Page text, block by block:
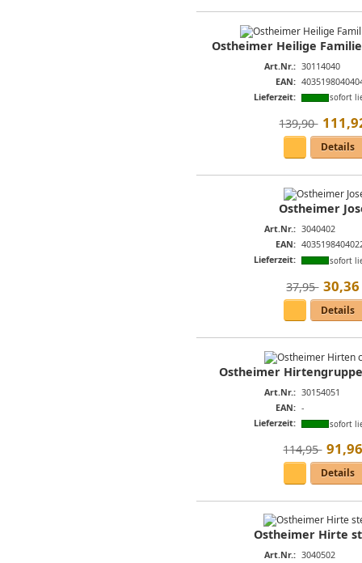
Ostheimer Heilige
Art.Nr.: 30114040
EAN:
Lieferzeit:
sofort
139,90  111,
Details
Ostheimer
Art.Nr.: 3040402
EAN:
Lieferzeit:
sofort
37,95  30,36
Details
Ostheimer
Art.Nr.: 30154051
EAN: -
Lieferzeit:
sofort
114,95  91,
Details
Ostheimer Hirte
Art.Nr.: 3040502